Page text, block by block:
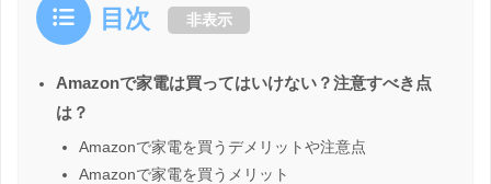
目次 非表示
Amazonで家電は買ってはいけない？注意すべき点
は？
Amazonで家電を買うデメリットや注意点
Amazonで家電を買うメリット